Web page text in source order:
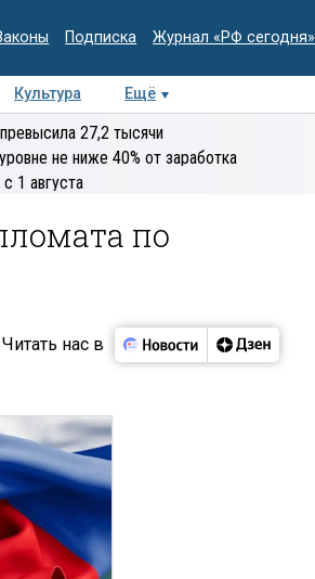
Подписка Журнал «РФ сегодня»
Культура Ещё
Колумнисты
экспертиза
27,2 тысячи
не ниже 40% от заработка
1 августа
по
Читать нас в